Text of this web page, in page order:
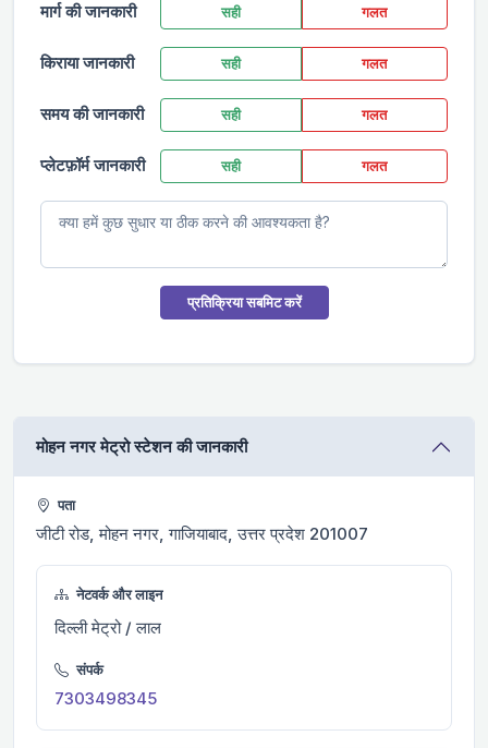
मार्ग की जानकारी सही गलत
किराया जानकारी सही गलत
समय की जानकारी सही गलत
प्लेटफ़ॉर्म जानकारी सही गलत
प्रतिक्रिया सबमिट करें
मोहन नगर मेट्रो स्टेशन की जानकारी
पता
जीटी रोड, मोहन नगर, गाजियाबाद, उत्तर प्रदेश 201007
नेटवर्क और लाइन
दिल्ली मेट्रो / लाल
संपर्क
7303498345